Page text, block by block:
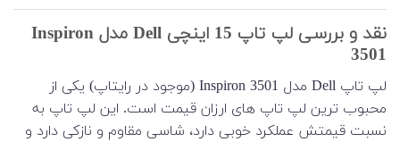
نقد و بررسی لپ تاپ 15 اینچی Dell مدل Inspiron
3501
لپ تاپ Dell مدل Inspiron 3501 (موجود در رایتاپ) یکی از
محبوب ترین لپ تاپ های ارزان قیمت است. این لپ تاپ به
نسبت قیمتش عملکرد خوبی دارد، شاسی مقاوم و نازکی دارد و